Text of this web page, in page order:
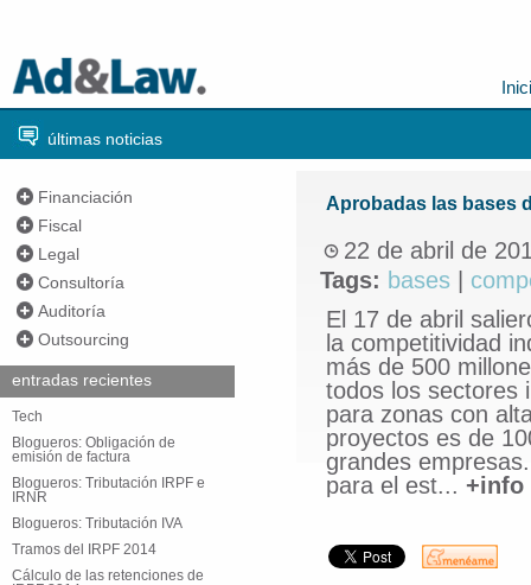
últimas noticias
Financiación
Fiscal
Legal
Consultoría
Auditoría
Outsourcing
entradas recientes
Tech
Blogueros: Obligación de
emisión de factura
Blogueros: Tributación IRPF e
IRNR
Blogueros: Tributación IVA
Tramos del IRPF 2014
Cálculo de las retenciones de
Aprobadas las bases
22 de abril de
Tags: bases
El 17 de abril
la competitividad
más de 500
todos los sectores
para zonas con
proyectos es de
grandes
para el est... +info